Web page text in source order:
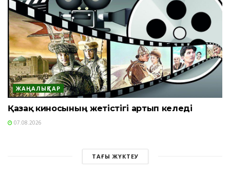
ЖАҢАЛЫҚТАР
Қазақ киносының жетістігі артып келеді
07.08.2026
ТАҒЫ ЖҮКТЕУ